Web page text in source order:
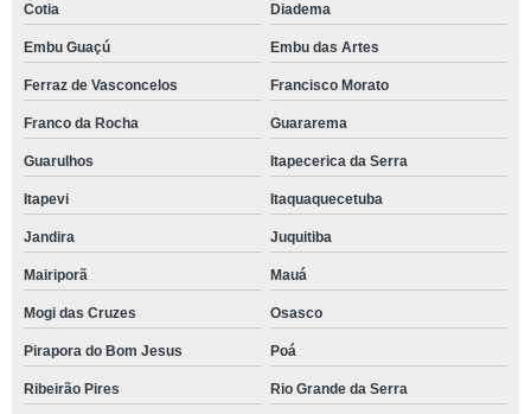
Cotia Diadema
Embu Guaçú Embu das Artes
Ferraz de Vasconcelos Francisco Morato
Franco da Rocha Guararema
Guarulhos Itapecerica da Serra
Itapevi Itaquaquecetuba
Jandira Juquitiba
Mairiporã Mauá
Mogi das Cruzes Osasco
Pirapora do Bom Jesus Poá
Ribeirão Pires Rio Grande da Serra